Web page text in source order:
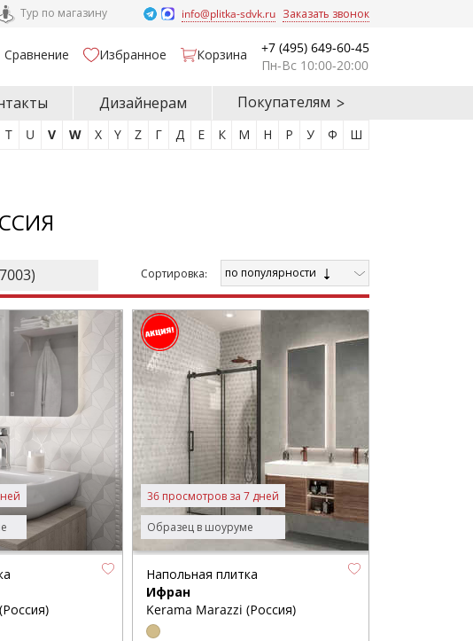
Тур по магазину info@plitka-sdvk.ru Заказать звонок
Сравнение Избранное Корзина
+7 (495) 649-60-45
Пн-Вс 10:00-20:00
Дизайнерам Покупателям
T U V W X Y Z Г Д Е К М Н Р У Ф Ш
7003) Cортировка: по популярности
Образец в шоуруме
36 просмотров за 7 дней
Напольная плитка
Ифран
Kerama Marazzi (Россия)